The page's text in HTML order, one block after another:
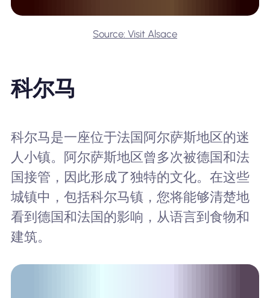
Source: Visit Alsace
科尔马
科尔马是一座位于法国阿尔萨斯地区的迷
人小镇。阿尔萨斯地区曾多次被德国和法
国接管，因此形成了独特的文化。在这些
城镇中，包括科尔马镇，您将能够清楚地
看到德国和法国的影响，从语言到食物和
建筑。